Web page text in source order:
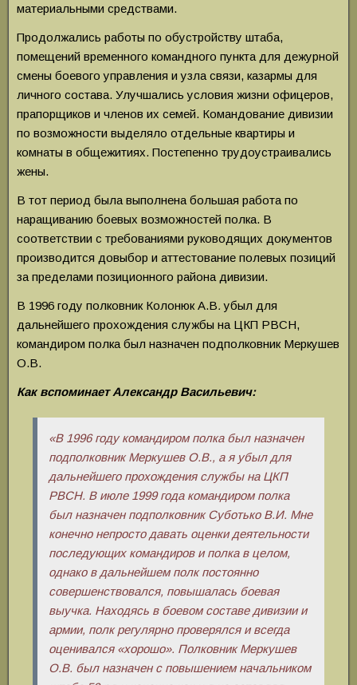
материальными средствами.
Продолжались работы по обустройству штаба,
помещений временного командного пункта для дежурной
смены боевого управления и узла связи, казармы для
личного состава. Улучшались условия жизни офицеров,
прапорщиков и членов их семей. Командование дивизии
по возможности выделяло отдельные квартиры и
комнаты в общежитиях. Постепенно трудоустраивались
жены.
В тот период была выполнена большая работа по
наращиванию боевых возможностей полка. В
соответствии с требованиями руководящих документов
производится довыбор и аттестование полевых позиций
за пределами позиционного района дивизии.
В 1996 году полковник Колонюк А.В.убыл для
дальнейшего прохождения службы на ЦКП РВСН,
командиром полка был назначен подполковник Меркушев
О.В.
Как вспоминает Александр Васильевич:
«В 1996 году командиром полка был назначен
подполковник Меркушев О.В., а я убыл для
дальнейшего прохождения службы на ЦКП
РВСН. В июле 1999 года командиром полка
был назначен подполковник Суботько В.И. Мне
конечно непросто давать оценки деятельности
последующих командиров и полка в целом,
однако в дальнейшем полк постоянно
совершенствовался, повышалась боевая
выучка. Находясь в боевом составе дивизии и
армии, полк регулярно проверялся и всегда
оценивался «хорошо». Полковник Меркушев
О.В. был назначен с повышением начальником